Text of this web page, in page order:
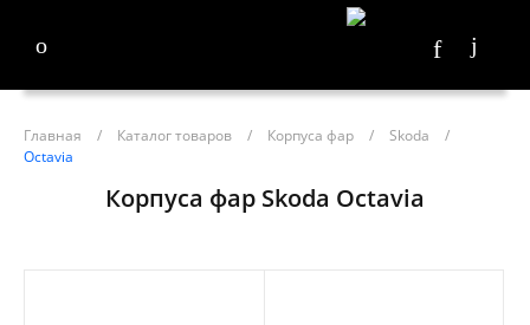
Главная / Каталог товаров / Корпуса фар / Skoda
/
Octavia
Корпуса фар Skoda Octavia